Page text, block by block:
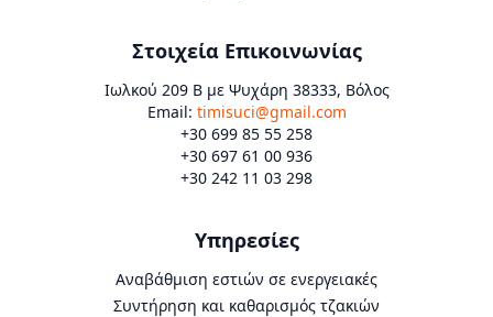
Στοιχεία Επικοινωνίας
Ιωλκού 209 Β με Ψυχάρη 38333, Βόλος
Email: timisuci@gmail.com
+30 699 85 55 258
+30 697 61 00 936
+30 242 11 03 298
Υπηρεσίες
Αναβάθμιση εστιών σε ενεργειακές
Συντήρηση και καθαρισμός τζακιών